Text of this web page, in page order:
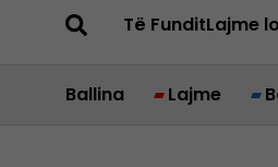
Të FunditLajme
Ballina Lajme